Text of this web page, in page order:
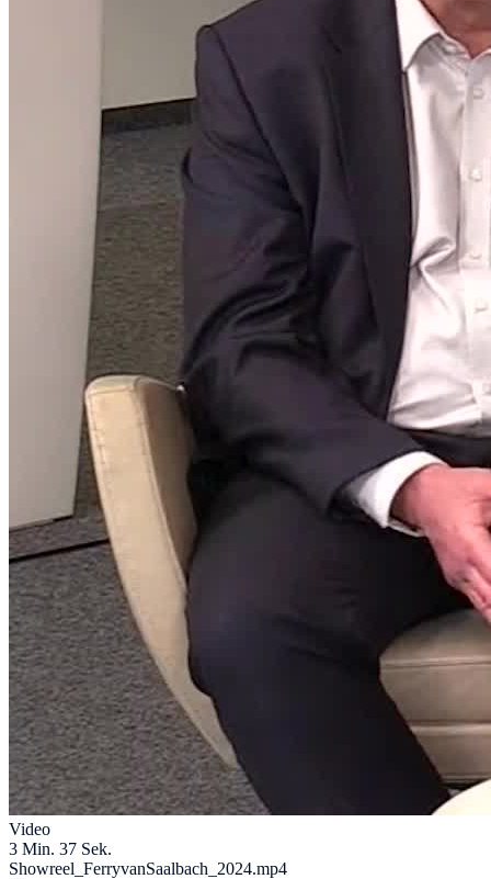
Ferry als Moderator bekommen unsere Webinare eine ganz neue
Qualität. Dass ein Moderator einen so enormen Unterschied machen
kann, hätte ich im Vorfeld nicht gedacht."
Weitere Stimmen von Kunden finden sich auf Google, LinkedIn
und seiner Webseite - auch als O-Ton im Showreel.
Video
3 Min. 37 Sek.
Showreel_FerryvanSaalbach_2024.mp4